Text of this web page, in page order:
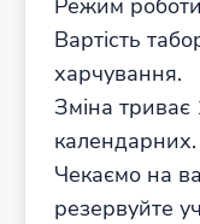
Режим
Вартість
харчування.
Зміна
календарних.
Чекаємо на
резервуйте